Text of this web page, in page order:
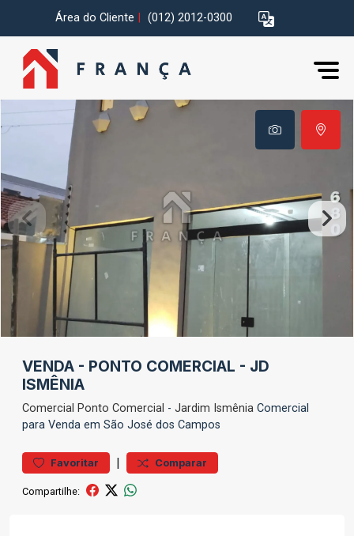
Área do Cliente (012) 2012-0300
VENDA - PONTO COMERCIAL - JD
ISMÊNIA
Comercial Ponto Comercial - Jardim Ismênia Comercial
para Venda em São José dos Campos
Favoritar | Comparar
Compartilhe: